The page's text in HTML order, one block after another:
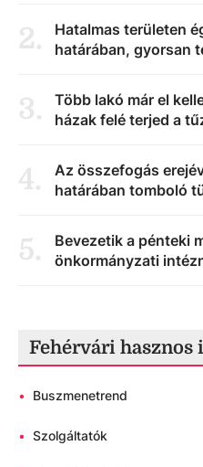
2.
Hatalmas területen
határában, gyorsan
3.
Több lakó már el
házak felé terjed a
4.
Az összefogás
határában tomboló
5.
Bevezetik a pénteki
önkormányzati
Fehérvári hasznos
• Buszmenetrend
• Szolgáltatók